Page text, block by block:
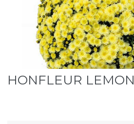
HONFLEUR LEMON